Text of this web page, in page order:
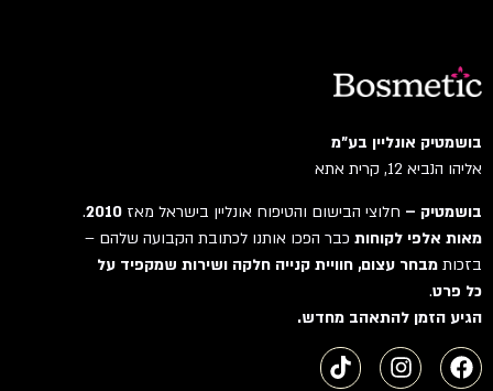
בושמטיק אונליין בע"מ
אליהו הנביא 12, קרית אתא
בושמטיק –חלוצי הבישום והטיפוח אונליין בישראל מאז2010
.
מאות אלפי לקוחותכבר הפכו אותנו לכתובת הקבועה שלהם –
בזכותמבחר עצום, חוויית קנייה חלקה ושירות שמקפיד על
כל פרט.
הגיע הזמן להתאהב מחדש.